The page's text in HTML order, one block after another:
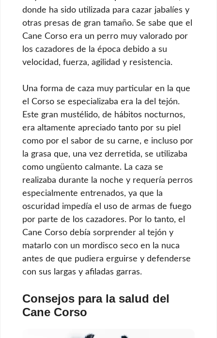
donde ha sido utilizada para cazar jabalíes y
otras presas de gran tamaño. Se sabe que el
Cane Corso era un perro muy valorado por
los cazadores de la época debido a su
velocidad, fuerza, agilidad y resistencia.
Una forma de caza muy particular en la que
el Corso se especializaba era la del tejón.
Este gran mustélido, de hábitos nocturnos,
era altamente apreciado tanto por su piel
como por el sabor de su carne, e incluso por
la grasa que, una vez derretida, se utilizaba
como ungüento calmante. La caza se
realizaba durante la noche y requería perros
especialmente entrenados, ya que la
oscuridad impedía el uso de armas de fuego
por parte de los cazadores. Por lo tanto, el
Cane Corso debía sorprender al tejón y
matarlo con un mordisco seco en la nuca
antes de que pudiera erguirse y defenderse
con sus largas y afiladas garras.
Consejos para la salud del
Cane Corso